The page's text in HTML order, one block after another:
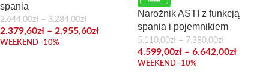
spania
2.644,00zł – 3.284,00zł
2.379,60zł – 2.955,60zł
WEEKEND -10%
Narożnik ASTI z funkcją
spania i pojemnikiem
5.110,00zł – 7.380,00zł
4.599,00zł – 6.642,00zł
WEEKEND -10%